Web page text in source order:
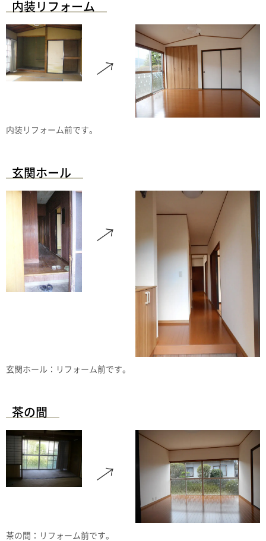
内装リフォーム
内装リフォーム前です。
玄関ホール
玄関ホール：リフォーム前です。
茶の間
茶の間：リフォーム前です。